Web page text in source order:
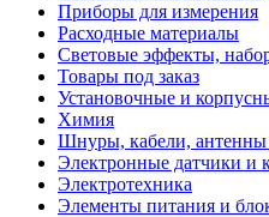
Приборы для измерения
Расходные материалы
Световые эффекты,
Товары под заказ
Установочные и
Химия
Шнуры, кабели, антенны
Электронные датчики и
Электротехника
Элементы питания и